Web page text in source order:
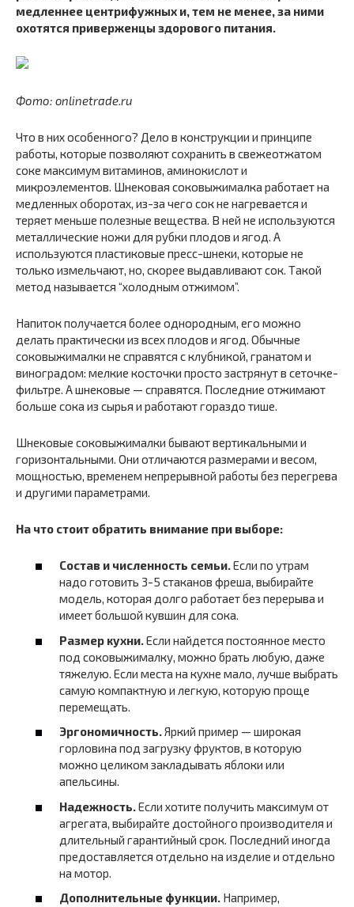
медленнее центрифужных и, тем не менее, за ними
охотятся приверженцы здорового питания.
Фото: onlinetrade.ru
Что в них особенного? Дело в конструкции и принципе
работы, которые позволяют сохранить в свежеотжатом
соке максимум витаминов, аминокислот и
микроэлементов. Шнековая соковыжималка работает на
медленных оборотах, из-за чего сок не нагревается и
теряет меньше полезные вещества. В ней не используются
металлические ножи для рубки плодов и ягод. А
используются пластиковые пресс-шнеки, которые не
только измельчают, но, скорее выдавливают сок. Такой
метод называется “холодным отжимом”.
Напиток получается более однородным, его можно
делать практически из всех плодов и ягод. Обычные
соковыжималки не справятся с клубникой, гранатом и
виноградом: мелкие косточки просто застрянут в сеточке-
фильтре. А шнековые — справятся. Последние отжимают
больше сока из сырья и работают гораздо тише.
Шнековые соковыжималки бывают вертикальными и
горизонтальными. Они отличаются размерами и весом,
мощностью, временем непрерывной работы без перегрева
и другими параметрами.
На что стоит обратить внимание при выборе:
Состав и численность семьи.Если по утрам
надо готовить 3-5 стаканов фреша, выбирайте
модель, которая долго работает без перерыва и
имеет большой кувшин для сока.
Размер кухни.Если найдется постоянное место
под соковыжималку, можно брать любую, даже
тяжелую. Если места на кухне мало, лучше выбрать
самую компактную и легкую, которую проще
перемещать.
Эргономичность.Яркий пример — широкая
горловина под загрузку фруктов, в которую
можно целиком закладывать яблоки или
апельсины.
Надежность.Если хотите получить максимум от
агрегата, выбирайте достойного производителя и
длительный гарантийный срок. Последний иногда
предоставляется отдельно на изделие и отдельно
на мотор.
Дополнительные функции. Например,